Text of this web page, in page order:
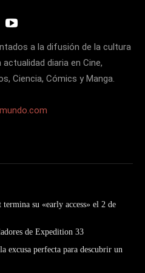
a la difusión de la cultura
diaria en Cine,
Ciencia, Cómics y Manga.
su «early access» el 2 de
de Expedition 33
excusa perfecta para descubrir un